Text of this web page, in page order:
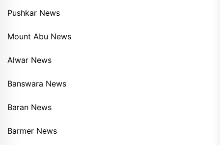
Pushkar News
Mount Abu News
Alwar News
Banswara News
Baran News
Barmer News